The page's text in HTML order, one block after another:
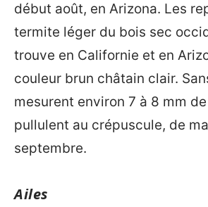
début août, en Arizona. Les
termite léger du bois sec
trouve en Californie et en
couleur brun châtain clair.
mesurent environ 7 à 8 mm
pullulent au crépuscule, de
septembre.
Ailes